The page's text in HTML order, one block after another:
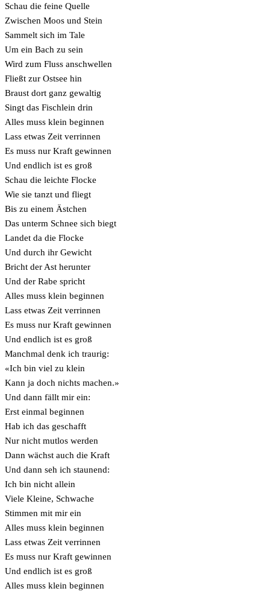
Schau die feine Quelle
Zwischen Moos und Stein
Sammelt sich im Tale
Um ein Bach zu sein
Wird zum Fluss anschwellen
Fließt zur Ostsee hin
Braust dort ganz gewaltig
Singt das Fischlein drin
Alles muss klein beginnen
Lass etwas Zeit verrinnen
Es muss nur Kraft gewinnen
Und endlich ist es groß
Schau die leichte Flocke
Wie sie tanzt und fliegt
Bis zu einem Ästchen
Das unterm Schnee sich biegt
Landet da die Flocke
Und durch ihr Gewicht
Bricht der Ast herunter
Und der Rabe spricht
Alles muss klein beginnen
Lass etwas Zeit verrinnen
Es muss nur Kraft gewinnen
Und endlich ist es groß
Manchmal denk ich traurig:
«Ich bin viel zu klein
Kann ja doch nichts machen.»
Und dann fällt mir ein:
Erst einmal beginnen
Hab ich das geschafft
Nur nicht mutlos werden
Dann wächst auch die Kraft
Und dann seh ich staunend:
Ich bin nicht allein
Viele Kleine, Schwache
Stimmen mit mir ein
Alles muss klein beginnen
Lass etwas Zeit verrinnen
Es muss nur Kraft gewinnen
Und endlich ist es groß
Alles muss klein beginnen